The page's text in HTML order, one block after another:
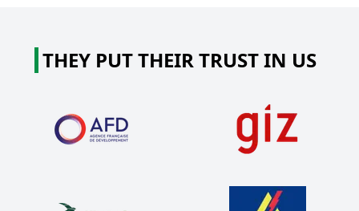
THEY PUT THEIR TRUST IN US